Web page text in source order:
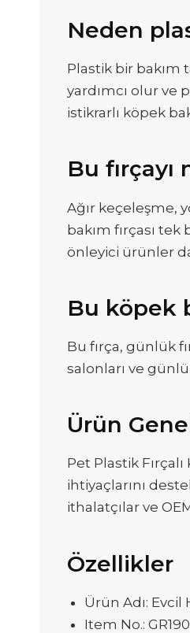
Neden
Plastik bir bakım
yardımcı olur ve
istikrarlı köpek
Bu
Ağır keçeleşme,
bakım fırçası
önleyici ürünler
Bu köpek
Bu fırça, günlük
salonları ve
Ürün
Pet Plastik
ihtiyaçlarını
ithalatçılar ve
Özellikler
Ürün Adı: Evcil
Item No.: